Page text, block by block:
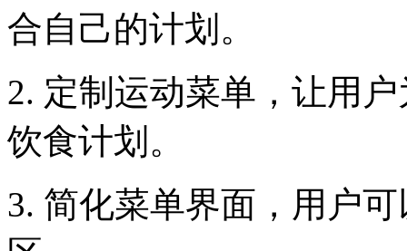
合自己的计划。
2. 定制运动菜单，让用
饮食计划。
3. 简化菜单界面，用户